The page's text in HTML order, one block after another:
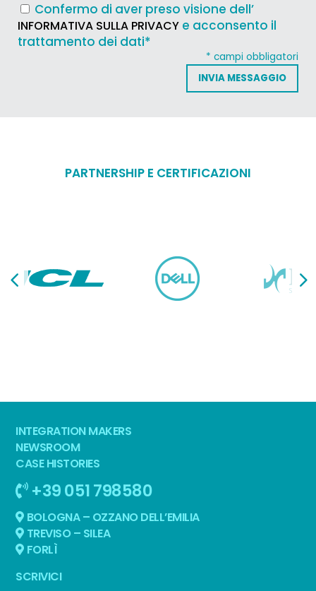
Confermo di aver preso visione dell’
INFORMATIVA SULLA PRIVACY e acconsento il
trattamento dei dati*
* campi obbligatori
PARTNERSHIP E CERTIFICAZIONI
INTEGRATION MAKERS
NEWSROOM
CASE HISTORIES
+39 051 798580
BOLOGNA – OZZANO DELL’EMILIA
TREVISO – SILEA
FORLÌ
SCRIVICI